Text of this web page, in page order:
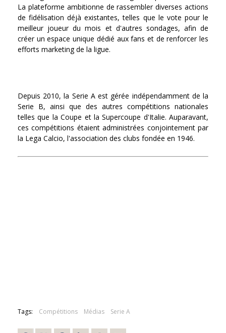
La plateforme ambitionne de rassembler diverses actions
de fidélisation déjà existantes, telles que le vote pour le
meilleur joueur du mois et d'autres sondages, afin de
créer un espace unique dédié aux fans et de renforcer les
efforts marketing de la ligue.
Depuis 2010, la Serie A est gérée indépendamment de la
Serie B, ainsi que des autres compétitions nationales
telles que la Coupe et la Supercoupe d'Italie. Auparavant,
ces compétitions étaient administrées conjointement par
la Lega Calcio, l'association des clubs fondée en 1946.
Tags: Compétitions Médias Serie A